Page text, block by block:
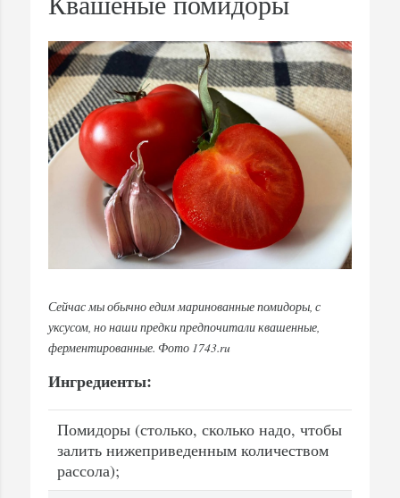
Сейчас мы обычно едим маринованные помидоры, с
уксусом, но наши предки предпочитали квашенные,
ферментированные. Фото 1743.ru
Ингредиенты:
Помидоры (столько, сколько надо, чтобы
залить нижеприведенным количеством
рассола);